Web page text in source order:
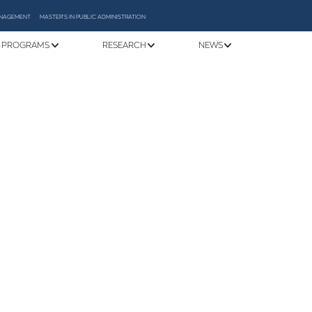
MASTER'S IN PUBLIC ADMINISTRATION
RESEARCH NEWS